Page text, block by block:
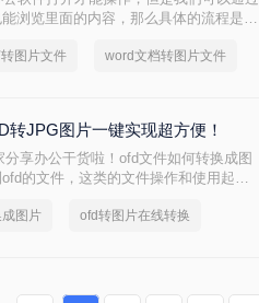
浏览里面的内容，那么具体的流程是什
图片文件 word文档转图片文件
JPG图片一键实现超方便！
享办公干货啦！ofd文件如何转换成图
的文件，这类的文件操作和使用起来
要的小伙伴快一起看看ofd转jpg图片的方
图片 ofd转图片在线转换